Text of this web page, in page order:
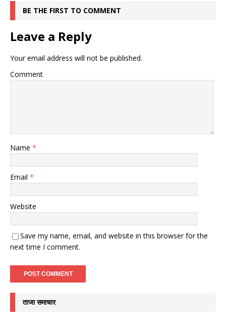
BE THE FIRST TO COMMENT
Leave a Reply
Your email address will not be published.
Comment
Name *
Email *
Website
Save my name, email, and website in this browser for the
next time I comment.
ताजा समाचार